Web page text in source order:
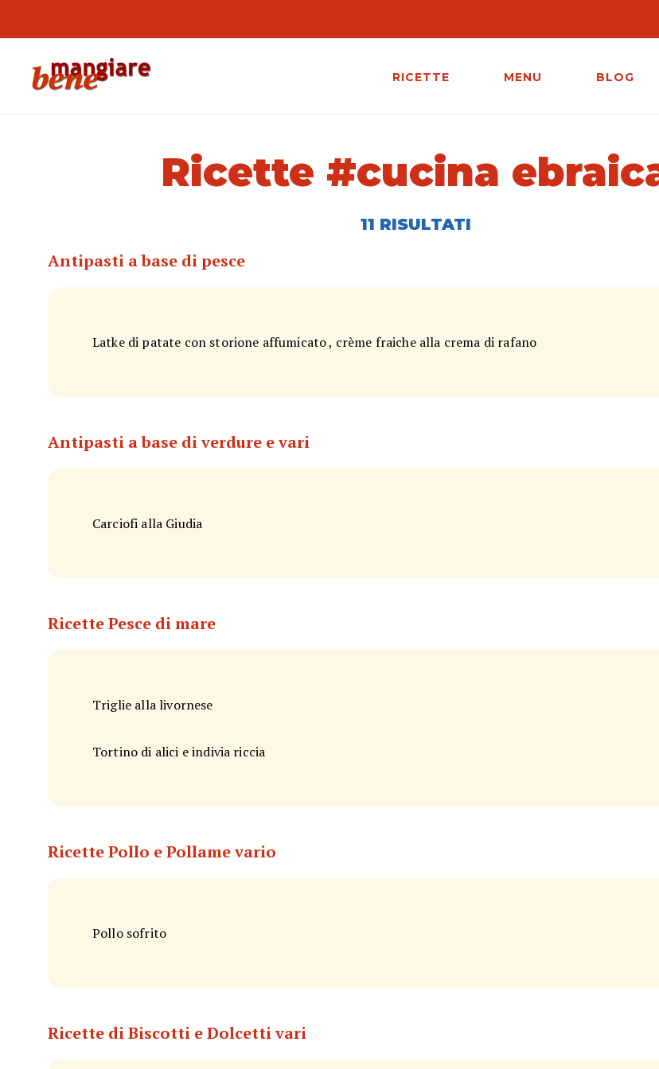
RICETTE MENU BLOG
Ricette #cucina
11 RISULTATI
Antipasti a base di pesce
Latke di patate con storione affumicato , crème fraiche alla crema di rafano
Antipasti a base di verdure e vari
Carciofi alla Giudia
Ricette Pesce di mare
Triglie alla livornese
Tortino di alici e indivia riccia
Ricette Pollo e Pollame vario
Pollo sofrito
Ricette di Biscotti e Dolcetti vari